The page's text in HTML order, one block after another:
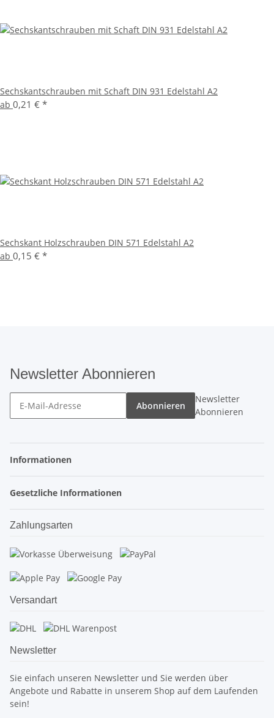
Sechskantschrauben mit Schaft DIN 931 Edelstahl A2
ab 0,21 € *
Sechskant Holzschrauben DIN 571 Edelstahl A2
ab 0,15 € *
Newsletter Abonnieren
Abonnieren
Newsletter
Abonnieren
Informationen
Gesetzliche Informationen
Zahlungsarten
Versandart
Newsletter
Sie einfach unseren Newsletter und Sie werden über
Angebote und Rabatte in unserem Shop auf dem Laufenden
sein!